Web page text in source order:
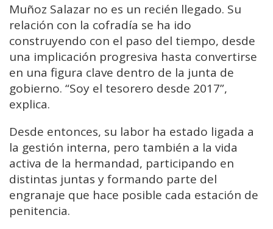
Muñoz Salazar no es un recién llegado. Su
relación con la cofradía se ha ido
construyendo con el paso del tiempo, desde
una implicación progresiva hasta convertirse
en una figura clave dentro de la junta de
gobierno. “Soy el tesorero desde 2017”,
explica.
Desde entonces, su labor ha estado ligada a
la gestión interna, pero también a la vida
activa de la hermandad, participando en
distintas juntas y formando parte del
engranaje que hace posible cada estación de
penitencia.